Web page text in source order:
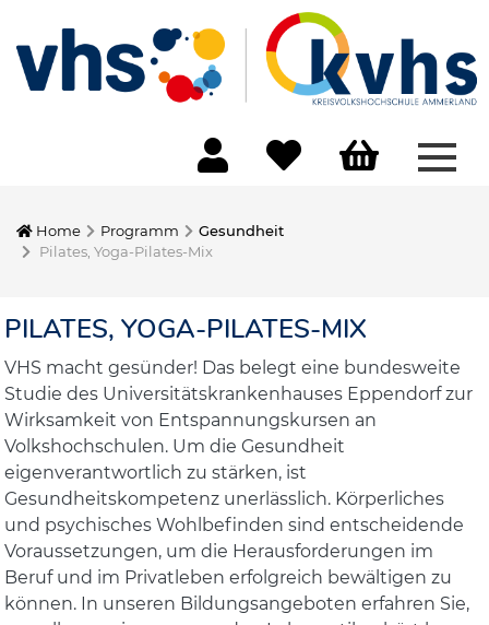
Home Programm
Gesundheit
Pilates, Yoga-Pilates-Mix
PILATES, YOGA-PILATES-MIX
VHS macht gesünder! Das belegt eine bundesweite
Studie des Universitätskrankenhauses Eppendorf zur
Wirksamkeit von Entspannungskursen an
Volkshochschulen. Um die Gesundheit
eigenverantwortlich zu stärken, ist
Gesundheitskompetenz unerlässlich. Körperliches
und psychisches Wohlbefinden sind entscheidende
Voraussetzungen, um die Herausforderungen im
Beruf und im Privatleben erfolgreich bewältigen zu
können. In unseren Bildungsangeboten erfahren Sie,